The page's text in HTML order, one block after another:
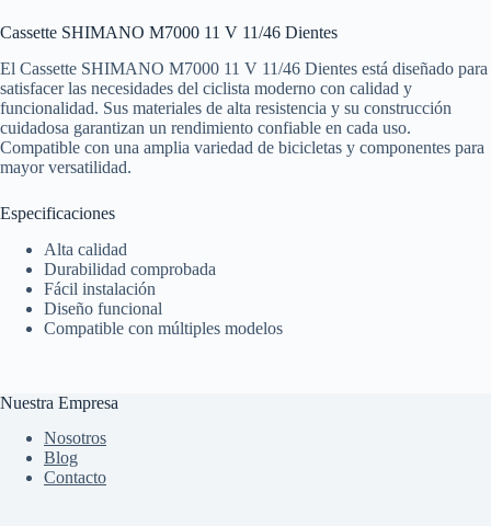
Cassette SHIMANO M7000 11 V 11/46 Dientes
El Cassette SHIMANO M7000 11 V 11/46 Dientes está diseñado para
satisfacer las necesidades del ciclista moderno con calidad y
funcionalidad. Sus materiales de alta resistencia y su construcción
cuidadosa garantizan un rendimiento confiable en cada uso.
Compatible con una amplia variedad de bicicletas y componentes para
mayor versatilidad.
Especificaciones
Alta calidad
Durabilidad comprobada
Fácil instalación
Diseño funcional
Compatible con múltiples modelos
Nuestra Empresa
Nosotros
Blog
Contacto